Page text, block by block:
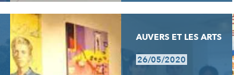
AUVERS ET LES ARTS
26/05/2020